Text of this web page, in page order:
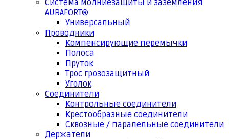
Система молниезащиты и заземления
AURAFORT®
Универсальный
Проводники
Компенсирующие перемычки
Полоса
Пруток
Трос грозозащитный
Уголок
Соединители
Контрольные соединители
Крестообразные соединители
Сквозные / паралельные соединители
Держатели